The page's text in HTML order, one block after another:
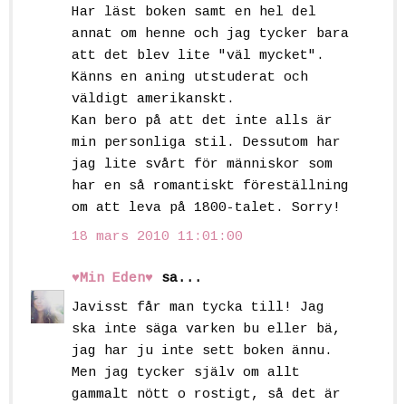
Har läst boken samt en hel del
annat om henne och jag tycker bara
att det blev lite "väl mycket".
Känns en aning utstuderat och
väldigt amerikanskt.
Kan bero på att det inte alls är
min personliga stil. Dessutom har
jag lite svårt för människor som
har en så romantiskt föreställning
om att leva på 1800-talet. Sorry!
18 mars 2010 11:01:00
♥Min Eden♥ sa...
Javisst får man tycka till! Jag
ska inte säga varken bu eller bä,
jag har ju inte sett boken ännu.
Men jag tycker själv om allt
gammalt nött o rostigt, så det är